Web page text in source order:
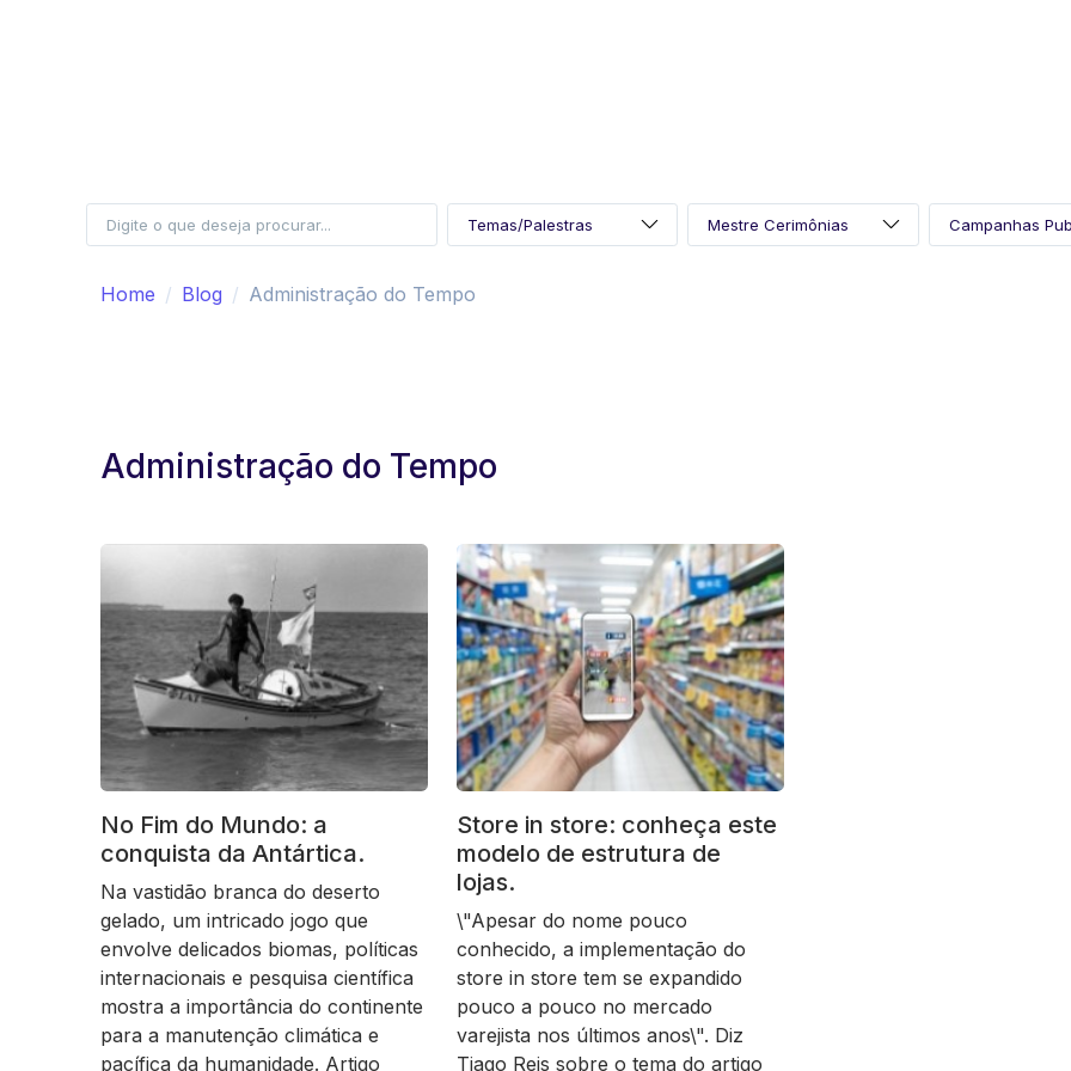
Home Blog Administração do Tempo
Administração do Tempo
No Fim do Mundo: a
conquista da Antártica.
Na vastidão branca do deserto
gelado, um intricado jogo que
envolve delicados biomas, políticas
internacionais e pesquisa científica
mostra a importância do continente
para a manutenção climática e
pacífica da humanidade. Artigo
Store in store: conheça este
modelo de estrutura de
lojas.
\"Apesar do nome pouco
conhecido, a implementação do
store in store tem se expandido
pouco a pouco no mercado
varejista nos últimos anos\". Diz
Tiago Reis sobre o tema do artigo